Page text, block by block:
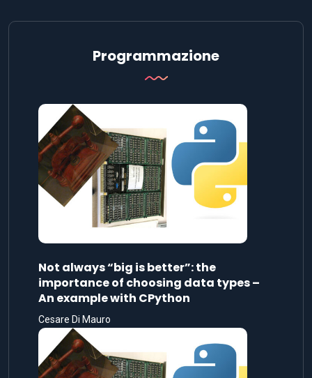
Programmazione
Not always “big is better”: the
importance of choosing data types –
An example with CPython
Cesare Di Mauro